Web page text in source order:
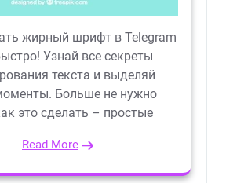
жирный шрифт в Telegram
Узнай все секреты
текста и выделяй
Больше не нужно
это сделать – простые
Read More